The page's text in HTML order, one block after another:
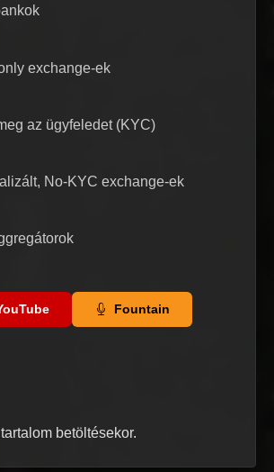
exchange-ek
az ügyfeledet (KYC)
No-KYC exchange-ek
Fountain
betöltésekor.